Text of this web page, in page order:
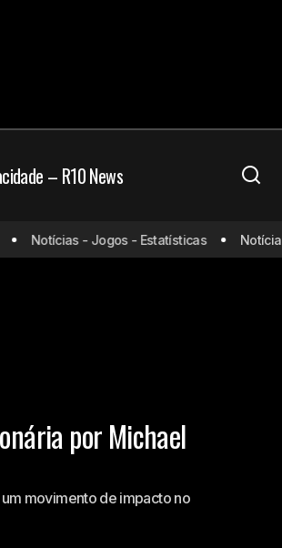
– R10 News
Notícias - Jogos - Estatísticas Notícias -
por Michael
movimento de impacto no